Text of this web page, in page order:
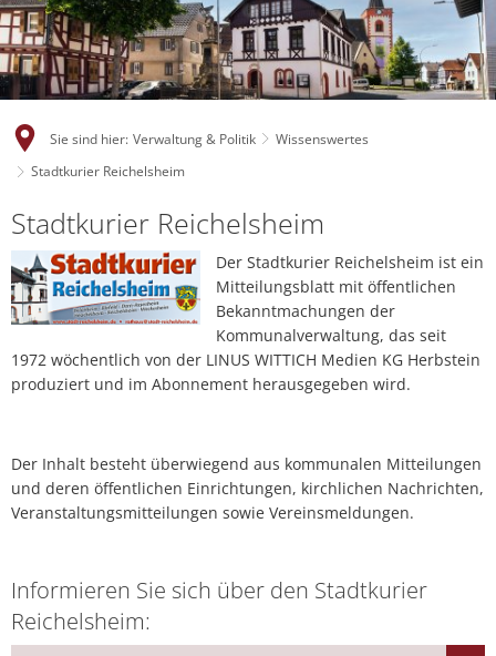
Sie sind hier: Verwaltung & Politik
Wissenswertes
Stadtkurier Reichelsheim
Stadtkurier Reichelsheim
Der Stadtkurier Reichelsheim ist ein
Mitteilungsblatt mit öffentlichen
Bekanntmachungen der
Kommunalverwaltung, das seit
1972 wöchentlich von der LINUS WITTICH Medien KG Herbstein
produziert und im Abonnement herausgegeben wird.
Der Inhalt besteht überwiegend aus kommunalen Mitteilungen
und deren öffentlichen Einrichtungen, kirchlichen Nachrichten,
Veranstaltungsmitteilungen sowie Vereinsmeldungen.
Informieren Sie sich über den Stadtkurier
Reichelsheim: